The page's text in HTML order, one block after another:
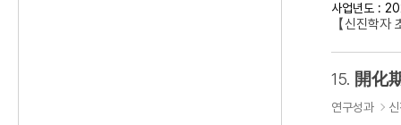
사업년도 :
【신진학
15. 開化
연구성과